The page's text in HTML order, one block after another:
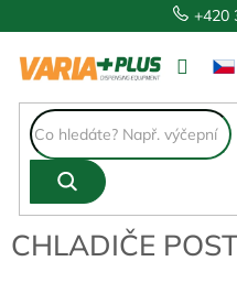
na
+420
CHLADIČE